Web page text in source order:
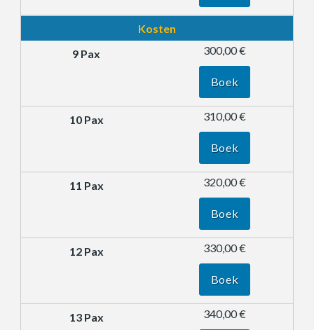
Kosten
300,00 €
Boek
310,00 €
Boek
320,00 €
Boek
330,00 €
Boek
340,00 €